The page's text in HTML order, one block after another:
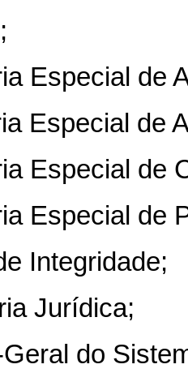
Especial de
Especial de
Especial de
Especial de
Integridade;
Jurídica;
do